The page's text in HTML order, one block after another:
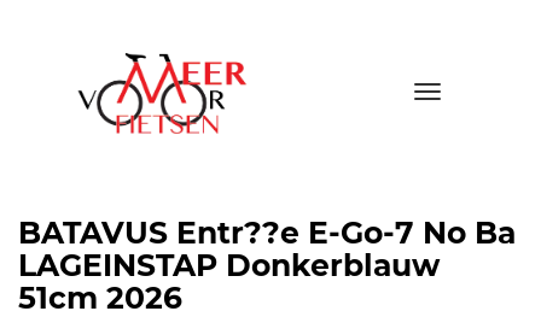
Toggle
BATAVUS Entr??e E-Go-7 No Ba
LAGEINSTAP Donkerblauw
51cm 2026